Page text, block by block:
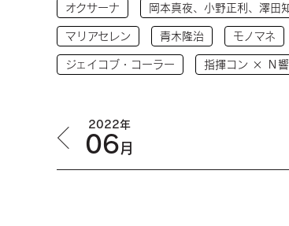
オクサーナ 岡本真夜、小野正利、澤田
マリアセレン 青木隆治 モノマネ
ジェイコブ・コーラー 指揮コン × Ｎ響
2022年
06月